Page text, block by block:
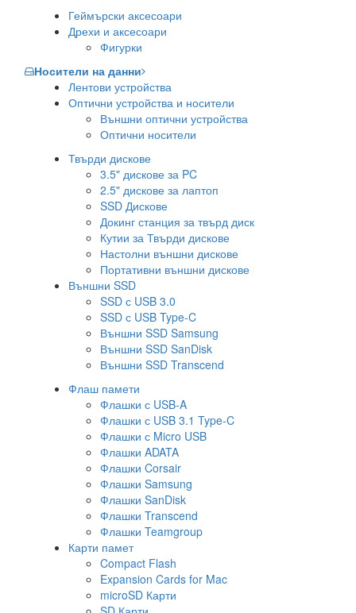
Геймърски аксесоари
Дрехи и аксесоари
Фигурки
Носители на данни
Лентови устройства
Оптични устройства и носители
Външни оптични устройства
Оптични носители
Твърди дискове
3.5" дискове за PC
2.5" дискове за лаптоп
SSD Дискове
Докинг станция за твърд диск
Кутии за Твърди дискове
Настолни външни дискове
Портативни външни дискове
Външни SSD
SSD с USB 3.0
SSD с USB Type-C
Външни SSD Samsung
Външни SSD SanDisk
Външни SSD Transcend
Флаш памети
Флашки с USB-A
Флашки с USB 3.1 Type-C
Флашки с Micro USB
Флашки ADATA
Флашки Corsair
Флашки Samsung
Флашки SanDisk
Флашки Transcend
Флашки Teamgroup
Карти памет
Compact Flash
Expansion Cards for Mac
microSD Карти